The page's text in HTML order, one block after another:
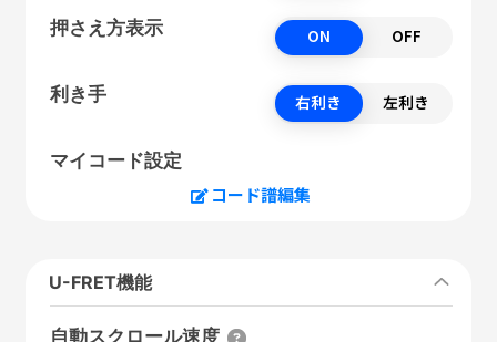
押さえ方表示 ON OFF
利き手 右利き 左利き
マイコード設定
コード譜編集
U-FRET機能
自動スクロール速度